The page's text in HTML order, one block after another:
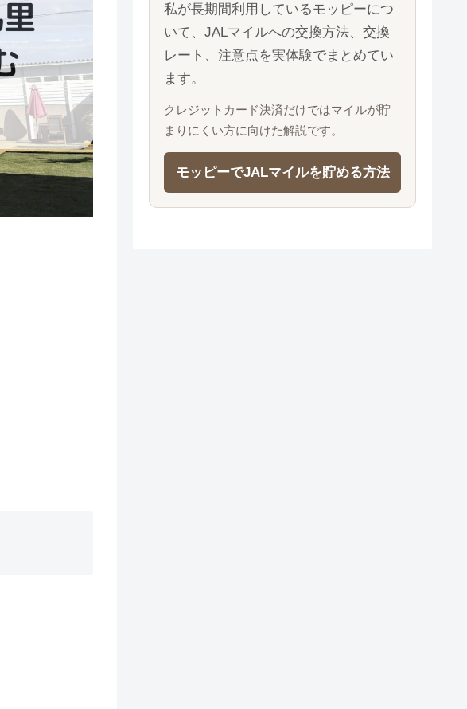
私が長期間利用しているモッピーにつ
いて、JALマイルへの交換方法、交換
レート、注意点を実体験でまとめてい
ます。
クレジットカード決済だけではマイルが貯
まりにくい方に向けた解説です。
モッピーでJALマイルを貯める方法